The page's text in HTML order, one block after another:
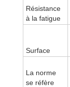
Résistance
à la fatigue
Surface
La norme
se réfère